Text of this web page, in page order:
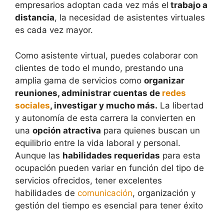
empresarios adoptan cada vez más el trabajo a
distancia, la necesidad de asistentes virtuales
es cada vez mayor.
Como asistente virtual, puedes colaborar con
clientes de todo el mundo, prestando una
amplia gama de servicios como organizar
reuniones, administrar cuentas de redes
sociales, investigar y mucho más. La libertad
y autonomía de esta carrera la convierten en
una opción atractiva para quienes buscan un
equilibrio entre la vida laboral y personal.
Aunque las habilidades requeridas para esta
ocupación pueden variar en función del tipo de
servicios ofrecidos, tener excelentes
habilidades de comunicación, organización y
gestión del tiempo es esencial para tener éxito